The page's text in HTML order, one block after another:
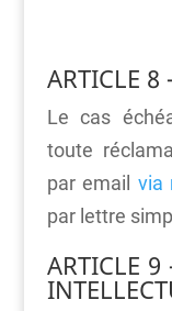
ARTICLE 8
Le cas
toute
par email via
par lettre
ARTICLE 9